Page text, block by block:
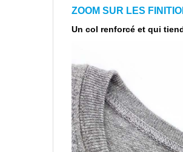
ZOOM SUR LES
Un col renforcé et qui